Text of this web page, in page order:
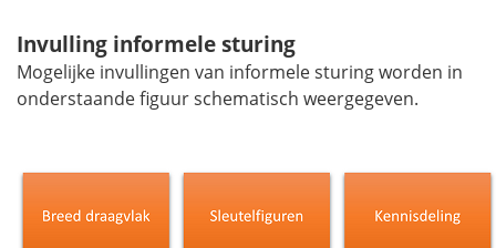
Invulling informele sturing
Mogelijke invullingen van informele sturing worden in
onderstaande figuur schematisch weergegeven.